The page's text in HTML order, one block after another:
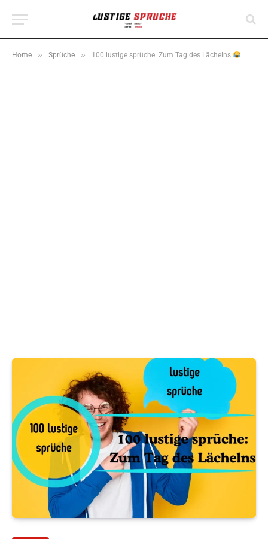
Home » Sprüche » 100 lustige sprüche: Zum Tag des Lächelns